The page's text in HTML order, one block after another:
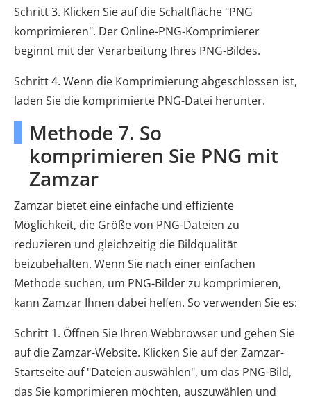
Schritt 3. Klicken Sie auf die Schaltfläche "PNG
komprimieren". Der Online-PNG-Komprimierer
beginnt mit der Verarbeitung Ihres PNG-Bildes.
Schritt 4. Wenn die Komprimierung abgeschlossen ist,
laden Sie die komprimierte PNG-Datei herunter.
Methode 7. So
komprimieren Sie PNG mit
Zamzar
Zamzar bietet eine einfache und effiziente
Möglichkeit, die Größe von PNG-Dateien zu
reduzieren und gleichzeitig die Bildqualität
beizubehalten. Wenn Sie nach einer einfachen
Methode suchen, um PNG-Bilder zu komprimieren,
kann Zamzar Ihnen dabei helfen. So verwenden Sie es:
Schritt 1. Öffnen Sie Ihren Webbrowser und gehen Sie
auf die Zamzar-Website. Klicken Sie auf der Zamzar-
Startseite auf "Dateien auswählen", um das PNG-Bild,
das Sie komprimieren möchten, auszuwählen und